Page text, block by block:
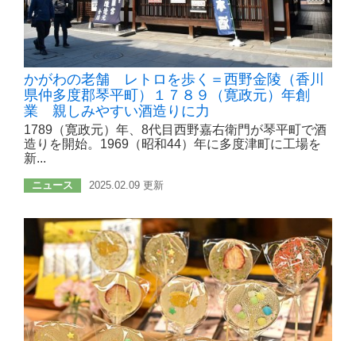
かがわの老舗 レトロを歩く＝西野金陵（香川
県仲多度郡琴平町）１７８９（寛政元）年創
業 親しみやすい酒造りに力
1789（寛政元）年、8代目西野嘉右衛門が琴平町で酒
造りを開始。1969（昭和44）年に多度津町に工場を
新...
ニュース 2025.02.09 更新